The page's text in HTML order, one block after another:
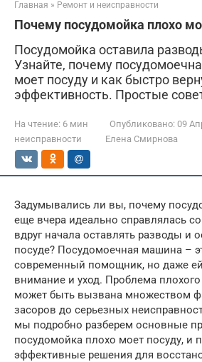
Главная » Ремонт и неисправности
Почему посудомойка плохо
Посудомойка оставила
Узнайте, почему
моет посуду и как быстро
эффективность. Простые
На чтение: 6 мин Опубликовано: 09
неисправности
Елена Смирнова
Задумывались ли вы, почему
еще вчера идеально справлялась
вдруг начала оставлять разводы и
посуде? Посудомоечная машина –
современный помощник, но даже ей
внимание и уход. Проблема
может быть вызвана множеством
засоров до серьезных
мы подробно разберем основные
посудомойка плохо моет посуду, и
эффективные решения для